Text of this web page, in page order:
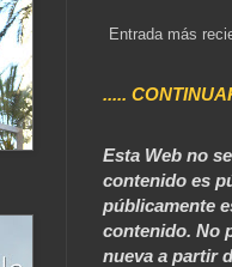
Entrada más
.....
Esta Web no
contenido es
públicamente
contenido. No
nueva a partir